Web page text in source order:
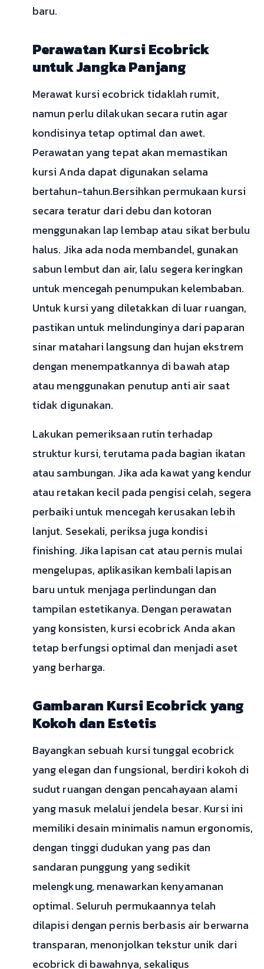
baru.
Perawatan Kursi Ecobrick
untuk Jangka Panjang
Merawat kursi ecobrick tidaklah rumit,
namun perlu dilakukan secara rutin agar
kondisinya tetap optimal dan awet.
Perawatan yang tepat akan memastikan
kursi Anda dapat digunakan selama
bertahun-tahun.Bersihkan permukaan kursi
secara teratur dari debu dan kotoran
menggunakan lap lembap atau sikat berbulu
halus. Jika ada noda membandel, gunakan
sabun lembut dan air, lalu segera keringkan
untuk mencegah penumpukan kelembaban.
Untuk kursi yang diletakkan di luar ruangan,
pastikan untuk melindunginya dari paparan
sinar matahari langsung dan hujan ekstrem
dengan menempatkannya di bawah atap
atau menggunakan penutup anti air saat
tidak digunakan.
Lakukan pemeriksaan rutin terhadap
struktur kursi, terutama pada bagian ikatan
atau sambungan. Jika ada kawat yang kendur
atau retakan kecil pada pengisi celah, segera
perbaiki untuk mencegah kerusakan lebih
lanjut. Sesekali, periksa juga kondisi
finishing. Jika lapisan cat atau pernis mulai
mengelupas, aplikasikan kembali lapisan
baru untuk menjaga perlindungan dan
tampilan estetikanya. Dengan perawatan
yang konsisten, kursi ecobrick Anda akan
tetap berfungsi optimal dan menjadi aset
yang berharga.
Gambaran Kursi Ecobrick yang
Kokoh dan Estetis
Bayangkan sebuah kursi tunggal ecobrick
yang elegan dan fungsional, berdiri kokoh di
sudut ruangan dengan pencahayaan alami
yang masuk melalui jendela besar. Kursi ini
memiliki desain minimalis namun ergonomis,
dengan tinggi dudukan yang pas dan
sandaran punggung yang sedikit
melengkung, menawarkan kenyamanan
optimal. Seluruh permukaannya telah
dilapisi dengan pernis berbasis air berwarna
transparan, menonjolkan tekstur unik dari
ecobrick di bawahnya, sekaligus